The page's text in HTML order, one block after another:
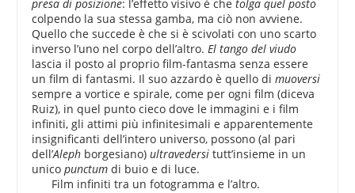
presa di posizione: l’effetto visivo è chetolga quel posto
colpendo la sua stessa gamba, ma ciò non avviene.
Quello che succede è che si è scivolati con uno scarto
inverso l’uno nel corpo dell’altro.El tango del viudo
lascia il posto al proprio film-fantasma senza essere
un film di fantasmi. Il suo azzardo è quello dimuoversi
sempre a vortice e spirale, come per ogni film (diceva
Ruiz), in quel punto cieco dove le immagini e i film
infiniti, gli attimi più infinitesimali e apparentemente
insignificanti dell’intero universo, possono (al pari
dell’Aleph borgesiano)ultravedersitutt’insieme in un
unicopunctum di buio e di luce.
Film infiniti tra un fotogramma e l’altro.